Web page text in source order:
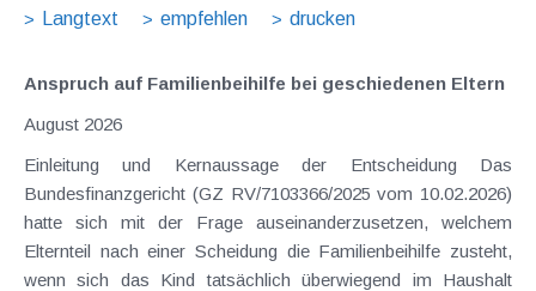
Langtext
empfehlen drucken
Anspruch auf Familienbeihilfe bei geschiedenen Eltern
August 2026
Einleitung und Kernaussage der Entscheidung Das
Bundesfinanzgericht (GZ RV/7103366/2025 vom 10.02.2026)
hatte sich mit der Frage auseinanderzusetzen, welchem
Elternteil nach einer Scheidung die Familienbeihilfe zusteht,
wenn sich das Kind tatsächlich überwiegend im Haushalt